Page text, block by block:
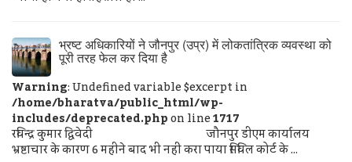
भ्रष्ट अधिकारियों ने जौनपुर (उप्र) में लोकतांत्रिक व्यवस्था को
पूरी तरह फेल कर दिया है
Warning: Undefined variable $excerpt in
/home/bharatva/public_html/wp-
includes/deprecated.phpon line1717
रविन्द्र कुमार द्विवेदी जौनपुर डीएम कार्यालय
भ्रष्टाचार के कारण 6 महीने बाद भी नहीं करा पाया सिविल कोर्ट के ...